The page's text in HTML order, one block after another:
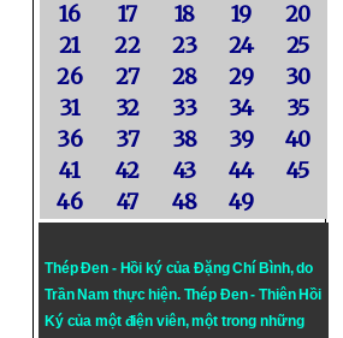
16
17 18 19
20
21
22 23 24
25
26
27 28 29
30
31
32 33 34
35
36
37 38 39
40
41
42 43 44
45
46
47 48 49
Thép Đen - Hồi ký của Đặng Chí Bình, do
Trần Nam thực hiện. Thép Đen- Thiên Hồi
Ký của một điện viên, một trong những